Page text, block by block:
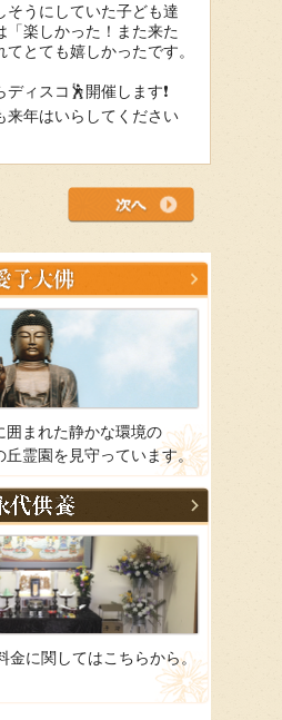
そうにしていた子ども達
「楽しかった！また来た
とても嬉しかったです。
ィスコ🕺開催します❗️
来年はいらしてください
囲まれた静かな環境の
丘霊園を見守っています。
金に関してはこちらから。